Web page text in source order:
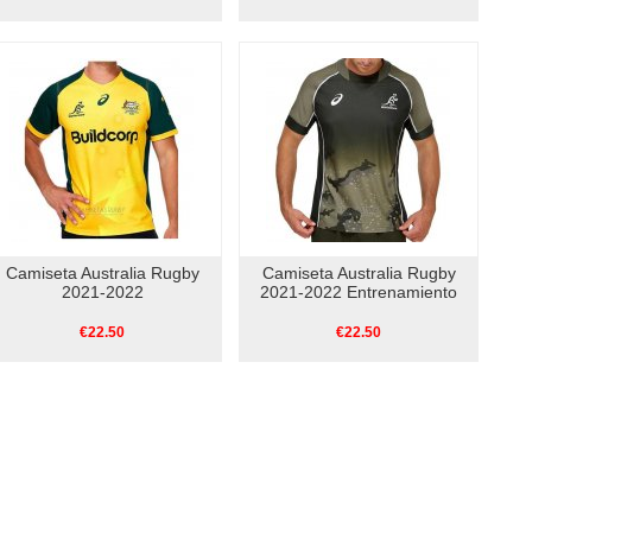
Camiseta Australia Rugby
2021-2022
€22.50
Camiseta Australia Rugby
2021-2022 Entrenamiento
€22.50